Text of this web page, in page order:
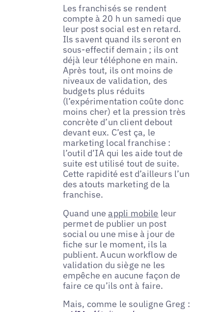
Les franchisés se rendent
compte à 20 h un samedi que
leur post social est en retard.
Ils savent quand ils seront en
sous-effectif demain ; ils ont
déjà leur téléphone en main.
Après tout, ils ont moins de
niveaux de validation, des
budgets plus réduits
(l’expérimentation coûte donc
moins cher) et la pression très
concrète d’un client debout
devant eux. C’est ça, le
marketing local franchise :
l’outil d’IA qui les aide tout de
suite est utilisé tout de suite.
Cette rapidité est d’ailleurs l’un
des atouts marketing de la
franchise.
Quand uneappli mobile leur
permet de publier un post
social ou une mise à jour de
fiche sur le moment, ils la
publient. Aucun workflow de
validation du siège ne les
empêche en aucune façon de
faire ce qu’ils ont à faire.
Mais, comme le souligne Greg :